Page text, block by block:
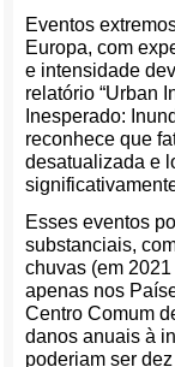
Eventos
Europa, com
e intensidade
relatório “Urban
Inesperado:
reconhece que
desatualizada e
Esses eventos
substanciais,
chuvas (em
apenas nos
Centro Comum
danos anuais à
poderiam ser